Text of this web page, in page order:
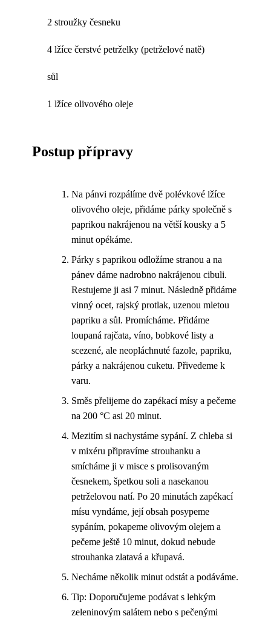
2 stroužky česneku
4 lžíce čerstvé petrželky (petrželové natě)
sůl
1 lžíce olivového oleje
Postup přípravy
Na pánvi rozpálíme dvě polévkové lžíce
olivového oleje, přidáme párky společně s
paprikou nakrájenou na větší kousky a 5
minut opékáme.
Párky s paprikou odložíme stranou a na
pánev dáme nadrobno nakrájenou cibuli.
Restujeme ji asi 7 minut. Následně přidáme
vinný ocet, rajský protlak, uzenou mletou
papriku a sůl. Promícháme. Přidáme
loupaná rajčata, víno, bobkové listy a
scezené, ale neopláchnuté fazole, papriku,
párky a nakrájenou cuketu. Přivedeme k
varu.
Směs přelijeme do zapékací mísy a pečeme
na 200 °C asi 20 minut.
Mezitím si nachystáme sypání. Z chleba si
v mixéru připravíme strouhanku a
smícháme ji v misce s prolisovaným
česnekem, špetkou soli a nasekanou
petrželovou natí. Po 20 minutách zapékací
mísu vyndáme, její obsah posypeme
sypáním, pokapeme olivovým olejem a
pečeme ještě 10 minut, dokud nebude
strouhanka zlatavá a křupavá.
Necháme několik minut odstát a podáváme.
Tip: Doporučujeme podávat s lehkým
zeleninovým salátem nebo s pečenými